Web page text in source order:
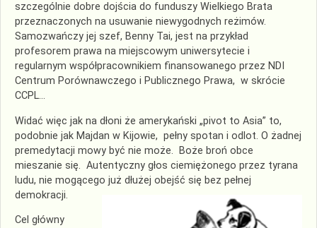
szczególnie dobre dojścia do funduszy Wielkiego Brata
przeznaczonych na usuwanie niewygodnych reżimów.
Samozwańczy jej szef, Benny Tai, jest na przykład
profesorem prawa na miejscowym uniwersytecie i
regularnym współpracownikiem finansowanego przez NDI
Centrum Porównawczego i Publicznego Prawa, w skrócie
CCPL…
Widać więc jak na dłoni że amerykański „pivot to Asia” to,
podobnie jak Majdan w Kijowie, pełny spotan i odlot. O żadnej
premedytacji mowy być nie może. Boże broń obce
mieszanie się. Autentyczny głos ciemiężonego przez tyrana
ludu, nie mogącego już dłużej obejść się bez pełnej
demokracji.
Cel główny